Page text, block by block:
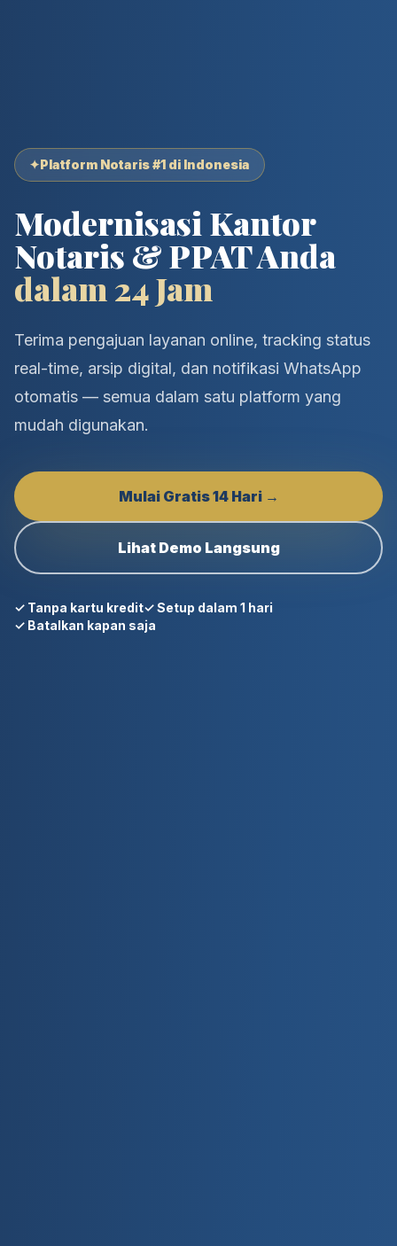
✦Platform Notaris #1 di Indonesia
Modernisasi Kantor
Notaris & PPAT Anda
dalam 24 Jam
Terima pengajuan layanan online, tracking status
real-time, arsip digital, dan notifikasi WhatsApp
otomatis — semua dalam satu platform yang
mudah digunakan.
Mulai Gratis 14 Hari →
Lihat Demo Langsung
✓ Tanpa kartu kredit✓ Setup dalam 1 hari
✓ Batalkan kapan saja